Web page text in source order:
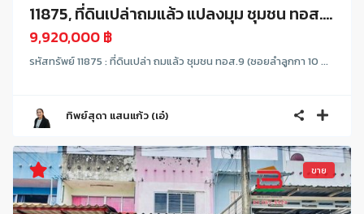
11875, ที่ดินเปล่าถมแล้ว แปลงมุม ชุมชน ทอส....
9,920,000 ฿
รหัสทรัพย์ 11875 : ที่ดินเปล่า ถมแล้ว ชุมชน ทอส.9 (ซอยลำลูกกา 10 ...
ทิพย์สุดา แสนแก้ว (เอ๋)
ขาย